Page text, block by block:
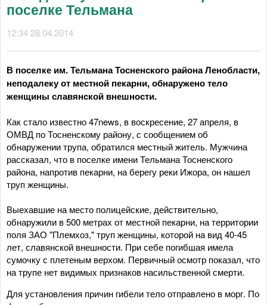
поселке Тельмана
12:34 28.04.2014
В поселке им. Тельмана Тосненского района Ленобласти,
неподалеку от местной пекарни, обнаружено тело
женщины славянской внешности.
Как стало известно 47news, в воскресение, 27 апреля, в
ОМВД по Тосненскому району, с сообщением об
обнаружении трупа, обратился местный житель. Мужчина
рассказал, что в поселке имени Тельмана Тосненского
района, напротив пекарни, на берегу реки Ижора, он нашел
труп женщины.
Выехавшие на место полицейские, действительно,
обнаружили в 500 метрах от местной пекарни, на территории
поля ЗАО "Племхоз," труп женщины, которой на вид 40-45
лет, славянской внешности. При себе погибшая имела
сумочку с плетеным верхом. Первичный осмотр показал, что
на трупе нет видимых признаков насильственной смерти.
Для установления причин гибели тело отправлено в морг. По